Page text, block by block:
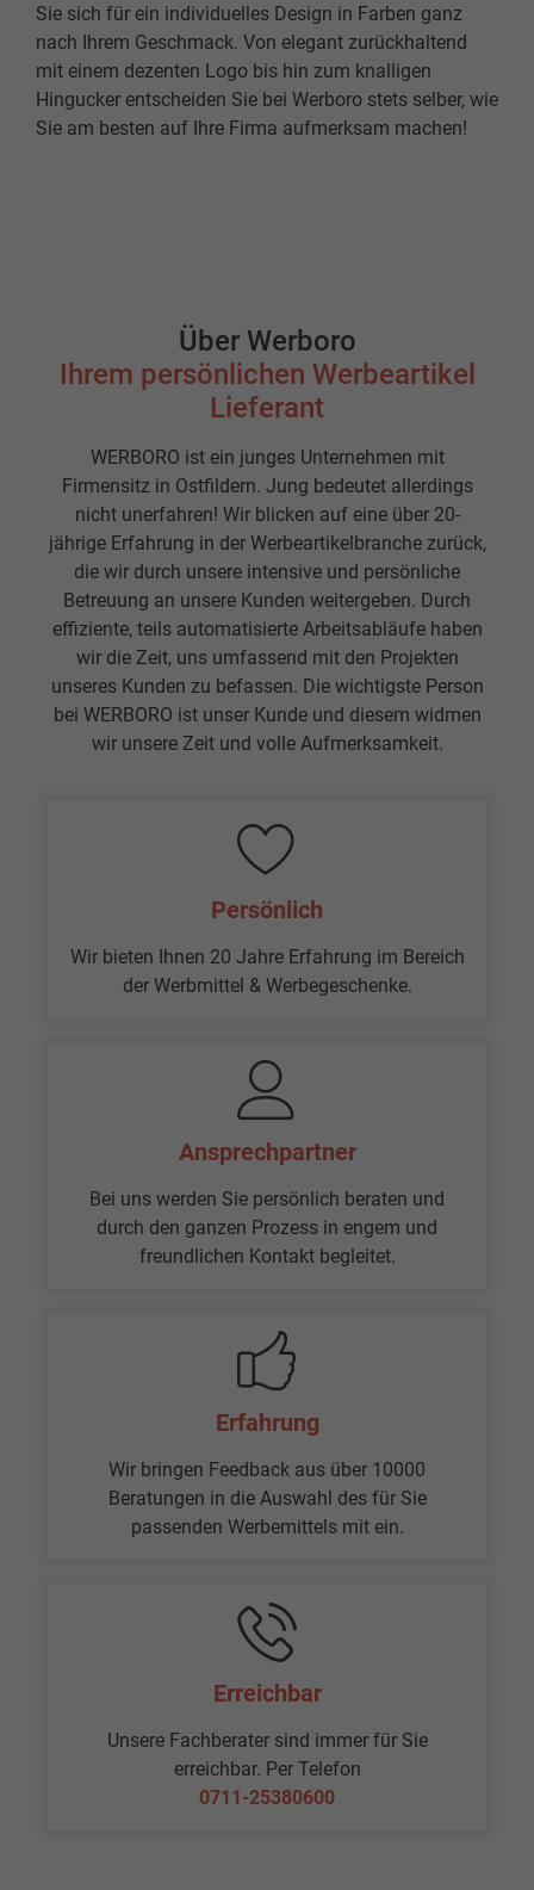
Sie sich für ein individuelles Design in Farben ganz
nach Ihrem Geschmack. Von elegant zurückhaltend
mit einem dezenten Logo bis hin zum knalligen
Hingucker entscheiden Sie bei Werboro stets selber, wie
Sie am besten auf Ihre Firma aufmerksam machen!
Über Werboro
Ihrem persönlichen Werbeartikel
Lieferant
WERBORO ist ein junges Unternehmen mit
Firmensitz in Ostfildern. Jung bedeutet allerdings
nicht unerfahren! Wir blicken auf eine über 20-
jährige Erfahrung in der Werbeartikelbranche zurück,
die wir durch unsere intensive und persönliche
Betreuung an unsere Kunden weitergeben. Durch
effiziente, teils automatisierte Arbeitsabläufe haben
wir die Zeit, uns umfassend mit den Projekten
unseres Kunden zu befassen. Die wichtigste Person
bei WERBORO ist unser Kunde und diesem widmen
wir unsere Zeit und volle Aufmerksamkeit.
Persönlich
Wir bieten Ihnen 20 Jahre Erfahrung im Bereich
der Werbmittel & Werbegeschenke.
Ansprech­partner
Bei uns werden Sie persönlich beraten und
durch den ganzen Prozess in engem und
freundlichen Kontakt begleitet.
Erfahrung
Wir bringen Feedback aus über 10000
Beratungen in die Auswahl des für Sie
passenden Werbemittels mit ein.
Erreichbar
Unsere Fachberater sind immer für Sie
erreichbar. Per Telefon
0711-25380600